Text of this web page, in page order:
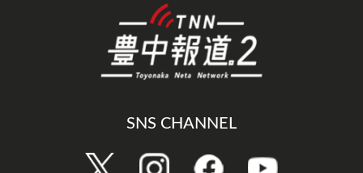
SNS CHANNEL